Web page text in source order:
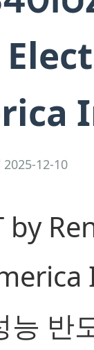
2025-12-10
by
능 반